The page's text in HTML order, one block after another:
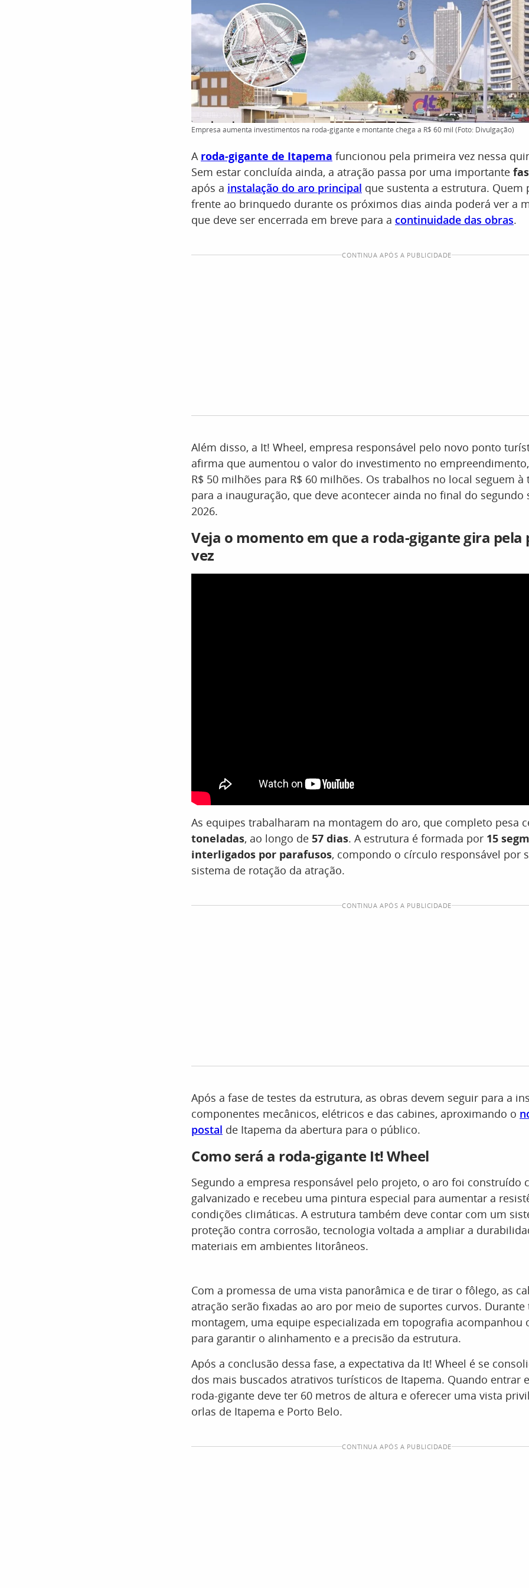
Empresa aumenta investimentos na roda-gigante e montante chega a R$ 60 mil (Foto: Divulgação)
A roda-gigante de Itapema funcionou pela primeira vez nessa
Sem estar concluída ainda, a atração passa por uma importante
após a instalação do aro principal que sustenta a estrutura. Quem
frente ao brinquedo durante os próximos dias ainda poderá ver a
que deve ser encerrada em breve para a continuidade das obras.
CONTINUA APÓS A PUBLICIDADE
Além disso, a It! Wheel, empresa responsável pelo novo ponto
afirma que aumentou o valor do investimento no
R$ 50 milhões para R$ 60 milhões. Os trabalhos no local seguem à
para a inauguração, que deve acontecer ainda no final do segundo
2026.
Veja o momento em que a roda-gigante gira
vez
As equipes trabalharam na montagem do aro, que completo pesa
toneladas, ao longo de 57 dias. A estrutura é formada por 15
interligados por parafusos, compondo o círculo responsável por
sistema de rotação da atração.
CONTINUA APÓS A PUBLICIDADE
Após a fase de testes da estrutura, as obras devem seguir para a
componentes mecânicos, elétricos e das cabines, aproximando o
postal de Itapema da abertura para o público.
Como será a roda-gigante It! Wheel
Segundo a empresa responsável pelo projeto, o aro foi construído
galvanizado e recebeu uma pintura especial para aumentar a
condições climáticas. A estrutura também deve contar com um
proteção contra corrosão, tecnologia voltada a ampliar a
materiais em ambientes litorâneos.
Com a promessa de uma vista panorâmica e de tirar o fôlego, as
atração serão fixadas ao aro por meio de suportes curvos. Durante
montagem, uma equipe especializada em topografia acompanhou
para garantir o alinhamento e a precisão da estrutura.
Após a conclusão dessa fase, a expectativa da It! Wheel é se
dos mais buscados atrativos turísticos de Itapema. Quando entrar
roda-gigante deve ter 60 metros de altura e oferecer uma vista
orlas de Itapema e Porto Belo.
CONTINUA APÓS A PUBLICIDADE